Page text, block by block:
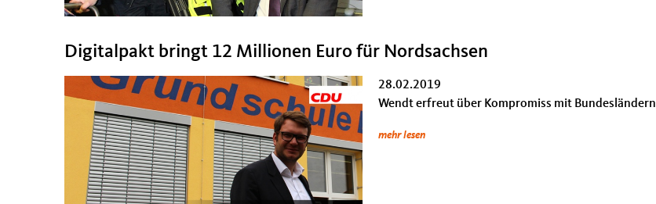
Digitalpakt bringt 12 Millionen Euro für Nordsachsen
28.02.2019
Wendt erfreut über Kompromiss mit Bundesländern
mehr lesen